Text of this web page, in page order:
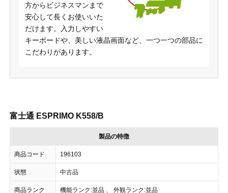
方からビジネスマンまで
安心して長くお使いいた
だけます。入力しやすい
キーボードや、美しい液晶画面など、一つ一つの部品に
こだわりがあります。
富士通 ESPRIMO K558/B
製品の特徴
商品コード 196103
状態 中古品
商品ランク 機能ランク:並品 、 外観ランク:並品